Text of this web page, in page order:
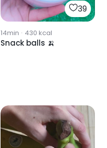
39
14min · 430 kcal
Snack balls 🍌